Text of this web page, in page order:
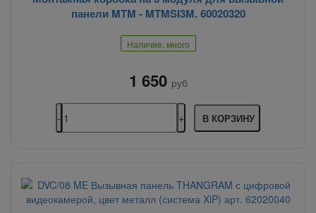
панели MTM - MTMSI3M. 60020320
Наличие: много
1 650 руб
В КОРЗИНУ